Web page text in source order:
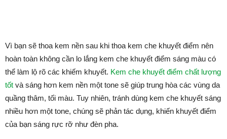
Vì bạn sẽ thoa kem nền sau khi thoa kem che khuyết điểm nên
hoàn toàn không cần lo lắng kem che khuyết điểm sáng màu có
thể làm lộ rõ các khiếm khuyết. Kem che khuyết điểm chất lượng
tốt và sáng hơn kem nền một tone sẽ giúp trung hòa các vùng da
quầng thâm, tối màu. Tuy nhiên, tránh dùng kem che khuyết sáng
nhiều hơn một tone, chúng sẽ phản tác dụng, khiến khuyết điểm
của bạn sáng rực rỡ như đèn pha.